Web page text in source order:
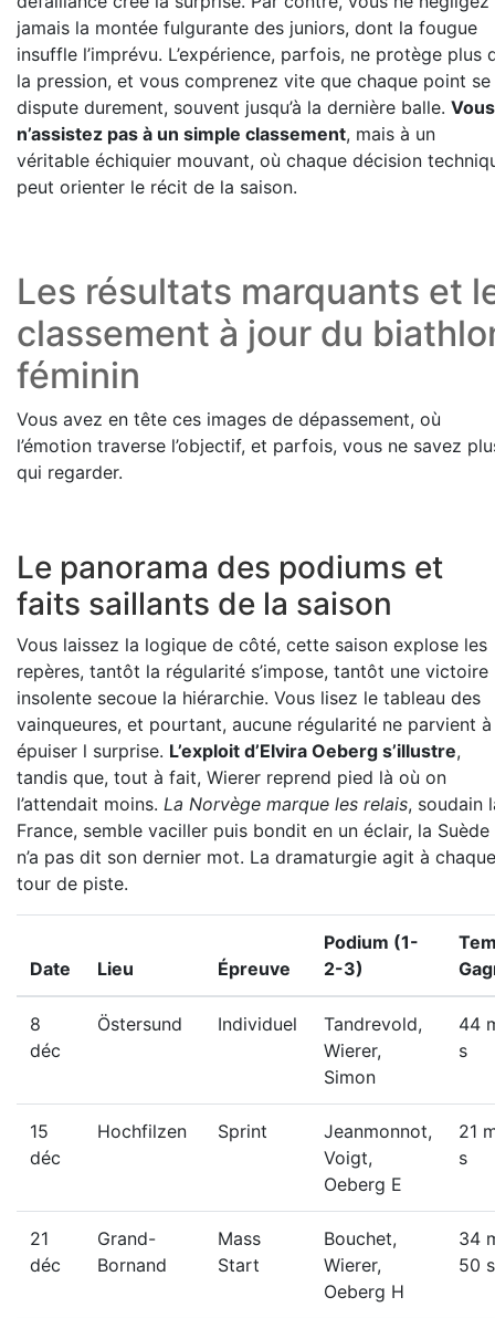
jamais la montée fulgurante des juniors, dont la fougue
insuffle l’imprévu. L’expérience, parfois, ne protège plus
la pression, et vous comprenez vite que chaque point se
dispute durement, souvent jusqu’à la dernière balle. Vous
n’assistez pas à un simple classement, mais à un
véritable échiquier mouvant, où chaque décision
peut orienter le récit de la saison.
Les résultats marquants et
classement à jour du
féminin
Vous avez en tête ces images de dépassement, où
l’émotion traverse l’objectif, et parfois, vous ne savez
qui regarder.
Le panorama des podiums et
faits saillants de la saison
Vous laissez la logique de côté, cette saison explose les
repères, tantôt la régularité s’impose, tantôt une victoire
insolente secoue la hiérarchie. Vous lisez le tableau des
vainqueures, et pourtant, aucune régularité ne parvient à
épuiser l surprise. L’exploit d’Elvira Oeberg s’illustre,
tandis que, tout à fait, Wierer reprend pied là où on
l’attendait moins. La Norvège marque les relais, soudain
France, semble vaciller puis bondit en un éclair, la Suède
n’a pas dit son dernier mot. La dramaturgie agit à chaque
tour de piste.
Date Lieu Épreuve
Podium (1-
2-3)
8
déc
Östersund Individuel
Tandrevold,
Wierer,
Simon
44
s
15
déc
Hochfilzen Sprint
Jeanmonnot,
Voigt,
Oeberg E
21
s
21
déc
Grand-
Bornand
Mass
Start
Bouchet,
Wierer,
Oeberg H
34
50 s